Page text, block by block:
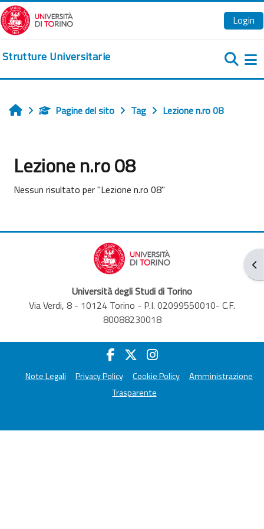
Vai al contenuto principale
Login
Strutture Universitarie
HomePagine del sito Tag Lezione n.ro 08
Lezione n.ro 08
Nessun risultato per "Lezione n.ro 08"
Università degli Studi di Torino
Via Verdi, 8 - 10124 Torino - P.I. 02099550010- C.F.
80088230018
Note Legali Privacy Policy Cookie Policy
Amministrazione
Trasparente